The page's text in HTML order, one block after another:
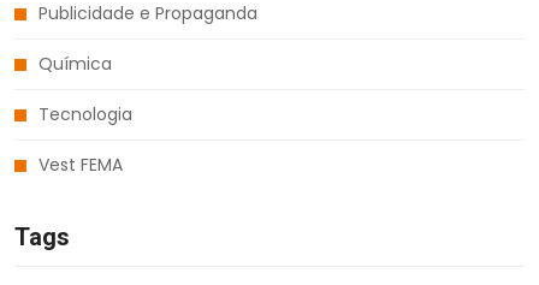
Publicidade e Propaganda
Química
Tecnologia
Vest FEMA
Tags